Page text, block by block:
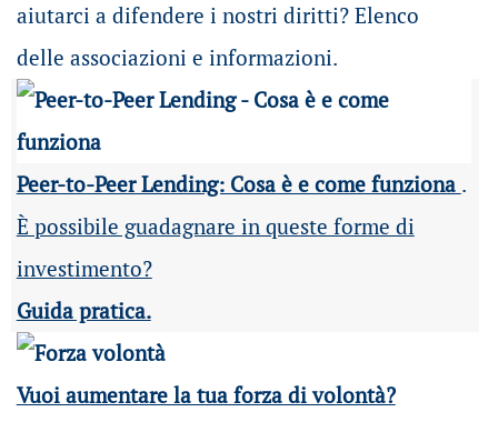
aiutarci a difendere i nostri diritti? Elenco
delle associazioni e informazioni.
Peer-to-Peer Lending: Cosa è e come funziona .
È possibile guadagnare in queste forme di
investimento?
Guida pratica.
Vuoi aumentare la tua forza di volontà?